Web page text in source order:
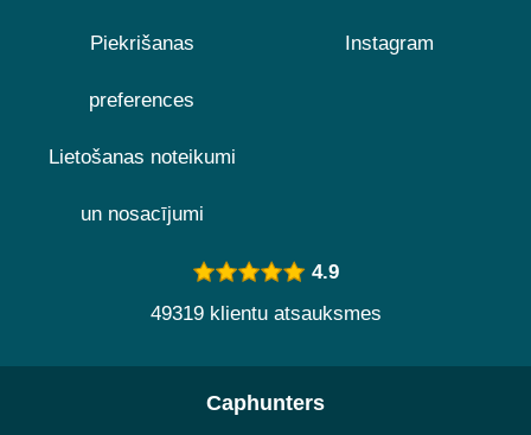
Piekrišanas
preferences
Lietošanas noteikumi
un nosacījumi
Instagram
4.9
49319 klientu atsauksmes
Caphunters